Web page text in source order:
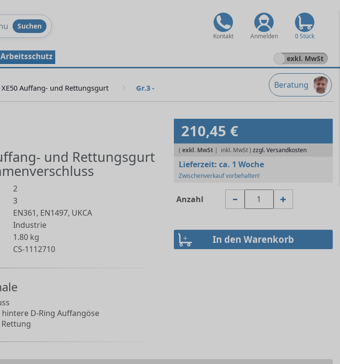
Suchen
Kontakt Anmelden 0 Stück
Arbeitsschutz exkl. MwSt
Beratung
XE50 Auffang- und Rettungsgurt Gr.3 -
und Rettungsgurt
2
3
EN361, EN1497, UKCA
Industrie
1.80 kg
CS-1112710
D-Ring Auffangöse
210,45 €
( exkl. MwSt | zzgl. Versandkosten
Lieferzeit: ca. 1 Woche
Zwischenverkauf vorbehalten!
Anzahl